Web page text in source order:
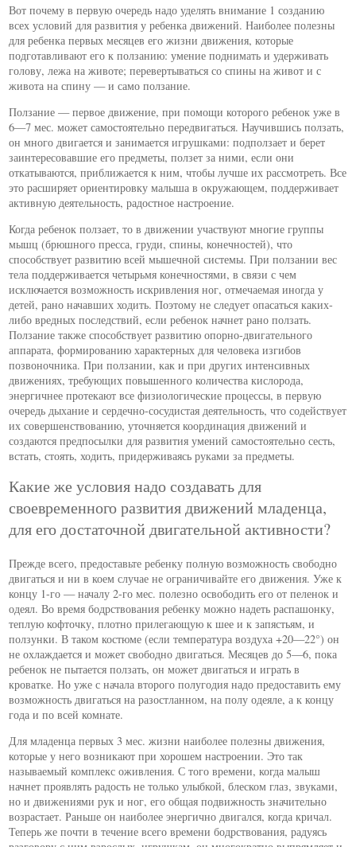
Вот почему в первую очередь надо уделять внимание 1 созданию
всех условий для развития у ребенка движений. Наиболее полезны
для ребенка первых месяцев его жизни движения, которые
подготавливают его к ползанию: умение поднимать и удерживать
голову, лежа на животе; перевертываться со спины на живот и с
живота на спину — и само ползание.
Ползание — первое движение, при помощи которого ребенок уже в
6—7 мес. может самостоятельно передвигаться. Научившись ползать,
он много двигается и занимается игрушками: подползает и берет
заинтересовавшие его предметы, ползет за ними, если они
откатываются, приближается к ним, чтобы лучше их рассмотреть. Все
это расширяет ориентировку малыша в окружающем, поддерживает
активную деятельность, радостное настроение.
Когда ребенок ползает, то в движении участвуют многие группы
мышц (брюшного пресса, груди, спины, конечностей), что
способствует развитию всей мышечной системы. При ползании вес
тела поддерживается четырьмя конечностями, в связи с чем
исключается возможность искривления ног, отмечаемая иногда у
детей, рано начавших ходить. Поэтому не следует опасаться каких-
либо вредных последствий, если ребенок начнет рано ползать.
Ползание также способствует развитию опорно-двигательного
аппарата, формированию характерных для человека изгибов
позвоночника. При ползании, как и при других интенсивных
движениях, требующих повышенного количества кислорода,
энергичнее протекают все физиологические процессы, в первую
очередь дыхание и сердечно-сосудистая деятельность, что содействует
их совершенствованию, уточняется координация движений и
создаются предпосылки для развития умений самостоятельно сесть,
встать, стоять, ходить, придерживаясь руками за предметы.
Какие же условия надо создавать для
своевременного развития движений младенца,
для его достаточной двигательной активности?
Прежде всего, предоставьте ребенку полную возможность свободно
двигаться и ни в коем случае не ограничивайте его движения. Уже к
концу 1-го — началу 2-го мес. полезно освободить его от пеленок и
одеял. Во время бодрствования ребенку можно надеть распашонку,
теплую кофточку, плотно прилегающую к шее и к запястьям, и
ползунки. В таком костюме (если температура воздуха +20—22°) он
не охлаждается и может свободно двигаться. Месяцев до 5—6, пока
ребенок не пытается ползать, он может двигаться и играть в
кроватке. Но уже с начала второго полугодия надо предоставить ему
возможность двигаться на разостланном, на полу одеяле, а к концу
года и по всей комнате.
Для младенца первых 3 мес. жизни наиболее полезны движения,
которые у него возникают при хорошем настроении. Это так
называемый комплекс оживления. С того времени, когда малыш
начнет проявлять радость не только улыбкой, блеском глаз, звуками,
но и движениями рук и ног, его общая подвижность значительно
возрастает. Раньше он наиболее энергично двигался, когда кричал.
Теперь же почти в течение всего времени бодрствования, радуясь